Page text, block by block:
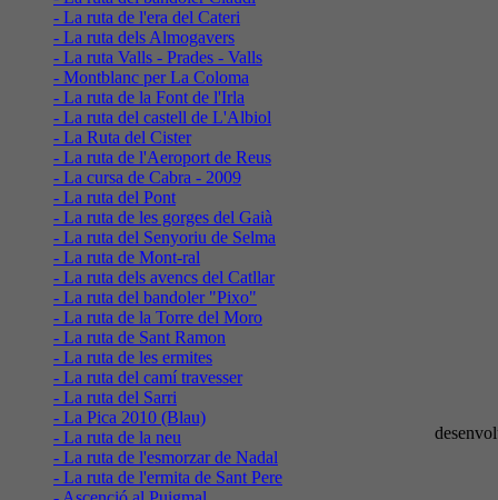
- La ruta de l'era del Cateri
- La ruta dels Almogavers
- La ruta Valls - Prades - Valls
- Montblanc per La Coloma
- La ruta de la Font de l'Irla
- La ruta del castell de L'Albiol
- La Ruta del Cister
- La ruta de l'Aeroport de Reus
- La cursa de Cabra - 2009
- La ruta del Pont
- La ruta de les gorges del Gaià
- La ruta del Senyoriu de Selma
- La ruta de Mont-ral
- La ruta dels avencs del Catllar
- La ruta del bandoler "Pixo"
- La ruta de la Torre del Moro
- La ruta de Sant Ramon
- La ruta de les ermites
- La ruta del camí travesser
- La ruta del Sarri
- La Pica 2010 (Blau)
- La ruta de la neu
- La ruta de l'esmorzar de Nadal
- La ruta de l'ermita de Sant Pere